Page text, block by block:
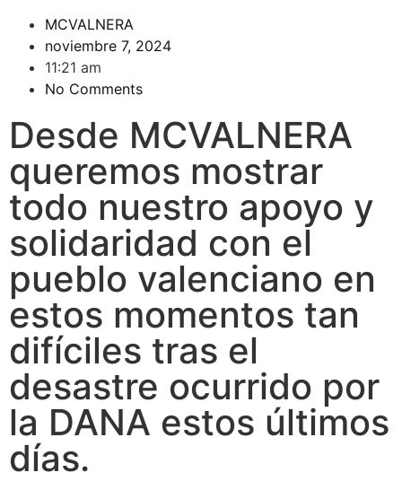
MCVALNERA
noviembre 7, 2024
11:21 am
No Comments
Desde MCVALNERA
queremos mostrar
todo nuestro apoyo y
solidaridad con el
pueblo valenciano en
estos momentos tan
difíciles tras el
desastre ocurrido por
la DANA estos últimos
días.